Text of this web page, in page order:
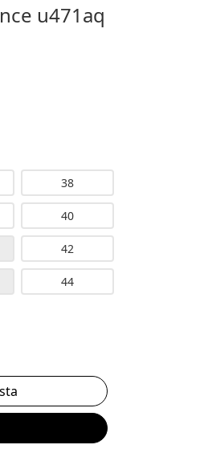
u471aq
38
40
42
44